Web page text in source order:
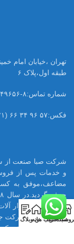
طبقه اول،پلاک ۶
شماره تماس:۸-۶۶۳۴۹۶۵۶ ( ۰۲۱)
فکس:۵۷ ۹۶ ۳۴ ۶۶ (۰۲۱)
و خدمات پس از فروش
مضاعف،موفق به
در ایران شود.شرکت
سبد خرید
حساب من
خانهوبلاگ